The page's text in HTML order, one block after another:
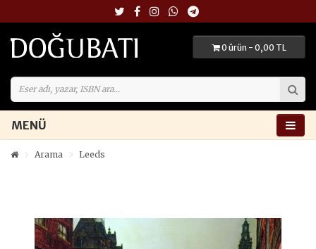
0 ürün - 0,00 TL
MENÜ
Arama Leeds